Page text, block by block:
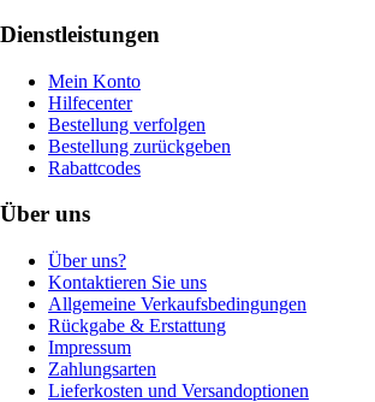
Dienstleistungen
Mein Konto
Hilfecenter
Bestellung verfolgen
Bestellung zurückgeben
Rabattcodes
Über uns
Über uns?
Kontaktieren Sie uns
Allgemeine Verkaufsbedingungen
Rückgabe & Erstattung
Impressum
Zahlungsarten
Lieferkosten und Versandoptionen